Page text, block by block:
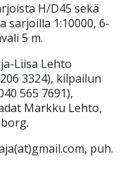
H/D45 sekä
sarjoilla 1:10000, 6-
5 m.
Liisa Lehto
3324), kilpailun
565 7691),
Markku Lehto,
puh.